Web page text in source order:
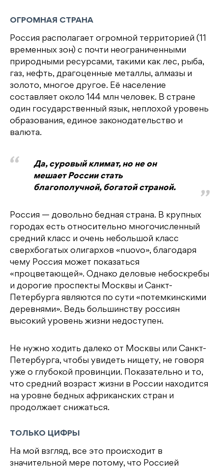
ОГРОМНАЯ СТРАНА
Россия располагает огромной территорией (11
временных зон) с почти неограниченными
природными ресурсами, такими как лес, рыба,
газ, нефть, драгоценные металлы, алмазы и
золото, многое другое. Её население
составляет около 144 млн человек. В стране
один государственный язык, неплохой уровень
образования, единое законодательство и
валюта.
Да, суровый климат, но не он
мешает России стать
благополучной, богатой страной.
Россия — довольно бедная страна. В крупных
городах есть относительно многочисленный
средний класс и очень небольшой класс
сверхбогатых олигархов «nuovo», благодаря
чему Россия может показаться
«процветающей». Однако деловые небоскребы
и дорогие проспекты Москвы и Санкт-
Петербурга являются по сути «потемкинскими
деревнями». Ведь большинству россиян
высокий уровень жизни недоступен.
Не нужно ходить далеко от Москвы или Санкт-
Петербурга, чтобы увидеть нищету, не говоря
уже о глубокой провинции. Показательно и то,
что средний возраст жизни в России находится
на уровне бедных африканских стран и
продолжает снижаться.
ТОЛЬКО ЦИФРЫ
На мой взгляд, все это происходит в
значительной мере потому, что Россией